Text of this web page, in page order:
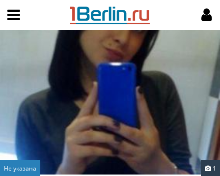
Правила доски объявлений
Компьютерная версия
Текстовая реклама
МОЙ АККАУНТ
Мои объявления
Не указана 1